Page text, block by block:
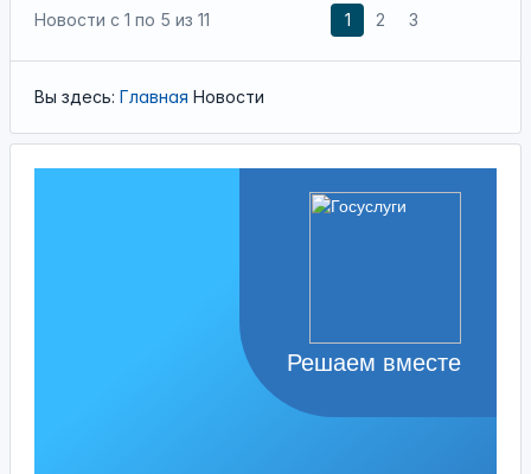
Новости с 1 по 5 из 11 1 2 3
Вы здесь: Главная Новости
Решаем вместе